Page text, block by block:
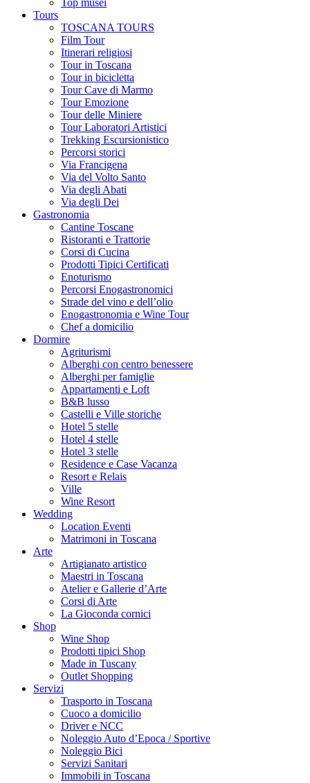
Top musei
Tours
TOSCANA TOURS
Film Tour
Itinerari religiosi
Tour in Toscana
Tour in bicicletta
Tour Cave di Marmo
Tour Emozione
Tour delle Miniere
Tour Laboratori Artistici
Trekking Escursionistico
Percorsi storici
Via Francigena
Via del Volto Santo
Via degli Abati
Via degli Dei
Gastronomia
Cantine Toscane
Ristoranti e Trattorie
Corsi di Cucina
Prodotti Tipici Certificati
Enoturismo
Percorsi Enogastronomici
Strade del vino e dell’olio
Enogastronomia e Wine Tour
Chef a domicilio
Dormire
Agriturismi
Alberghi con centro benessere
Alberghi per famiglie
Appartamenti e Loft
B&B lusso
Castelli e Ville storiche
Hotel 5 stelle
Hotel 4 stelle
Hotel 3 stelle
Residence e Case Vacanza
Resort e Relais
Ville
Wine Resort
Wedding
Location Eventi
Matrimoni in Toscana
Arte
Artigianato artistico
Maestri in Toscana
Atelier e Gallerie d’Arte
Corsi di Arte
La Gioconda cornici
Shop
Wine Shop
Prodotti tipici Shop
Made in Tuscany
Outlet Shopping
Servizi
Trasporto in Toscana
Cuoco a domicilio
Driver e NCC
Noleggio Auto d’Epoca / Sportive
Noleggio Bici
Servizi Sanitari
Immobili in Toscana